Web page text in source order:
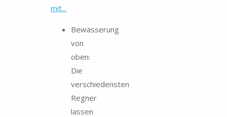
mit...
Bewässerung
von
oben:
Die
verschiedensten
Regner
lassen